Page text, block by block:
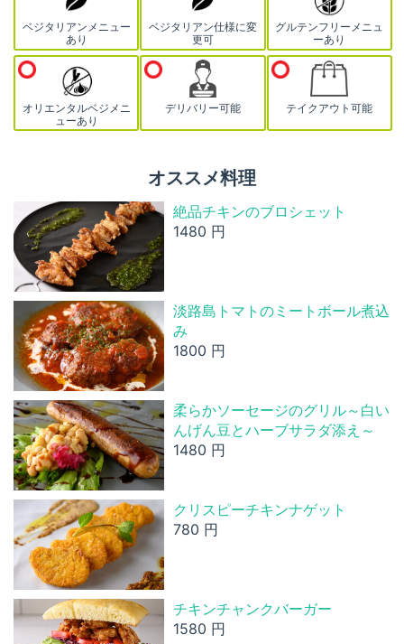
ベジタリアンメニュー
あり
ベジタリアン仕様に変
更可
グルテンフリーメニュ
ーあり
オリエンタルベジメニ
ューあり
デリバリー可能 テイクアウト可能
オススメ料理
絶品チキンのブロシェット
1480 円
淡路島トマトのミートボール煮込
み
1800 円
柔らかソーセージのグリル～白い
んげん豆とハーブサラダ添え～
1480 円
クリスピーチキンナゲット
780 円
チキンチャンクバーガー
1580 円